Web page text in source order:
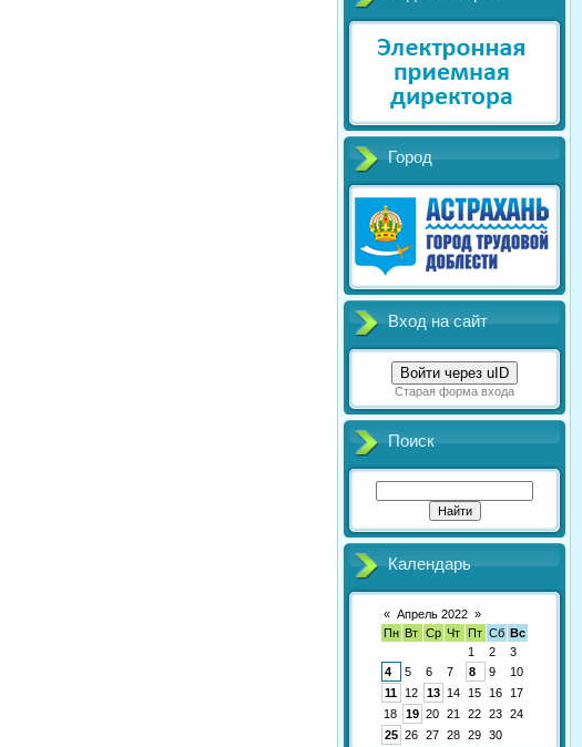
Город
Вход на сайт
Войти через uID
Старая форма входа
Поиск
Календарь
« Апрель 2022 »
Пн Вт Ср Чт Пт Сб Вс
1
2
3
4
5 6 7 8 9
10
11
12 13 14 15 16
17
18
19 20 21 22 23 24
25 26 27 28 29 30